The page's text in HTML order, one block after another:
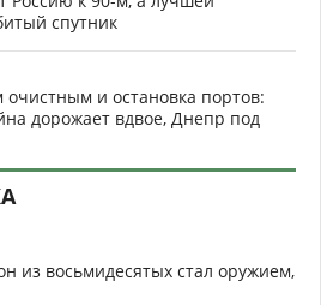
спутник
и остановка портов:
дорожает вдвое, Днепр под
из восьмидесятых стал оружием,